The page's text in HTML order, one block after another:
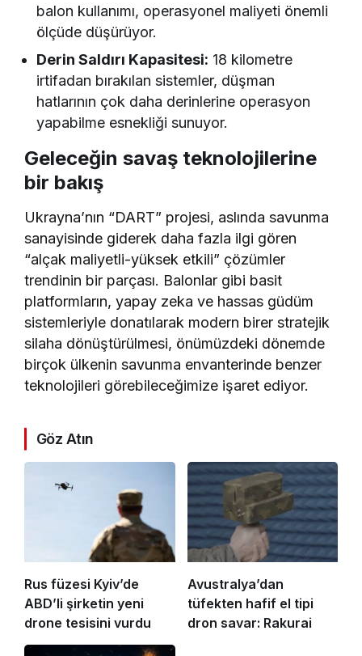
balon kullanımı, operasyonel maliyeti önemli
ölçüde düşürüyor.
Derin Saldırı Kapasitesi: 18 kilometre
irtifadan bırakılan sistemler, düşman
hatlarının çok daha derinlerine operasyon
yapabilme esnekliği sunuyor.
Geleceğin savaş teknolojilerine
bir bakış
Ukrayna’nın “DART” projesi, aslında savunma
sanayisinde giderek daha fazla ilgi gören
“alçak maliyetli-yüksek etkili” çözümler
trendinin bir parçası. Balonlar gibi basit
platformların, yapay zeka ve hassas güdüm
sistemleriyle donatılarak modern birer stratejik
silaha dönüştürülmesi, önümüzdeki dönemde
birçok ülkenin savunma envanterinde benzer
teknolojileri görebileceğimize işaret ediyor.
Göz Atın
Rus füzesi Kyiv’de
ABD’li şirketin yeni
drone tesisini vurdu
Avustralya’dan
tüfekten hafif el tipi
dron savar: Rakurai